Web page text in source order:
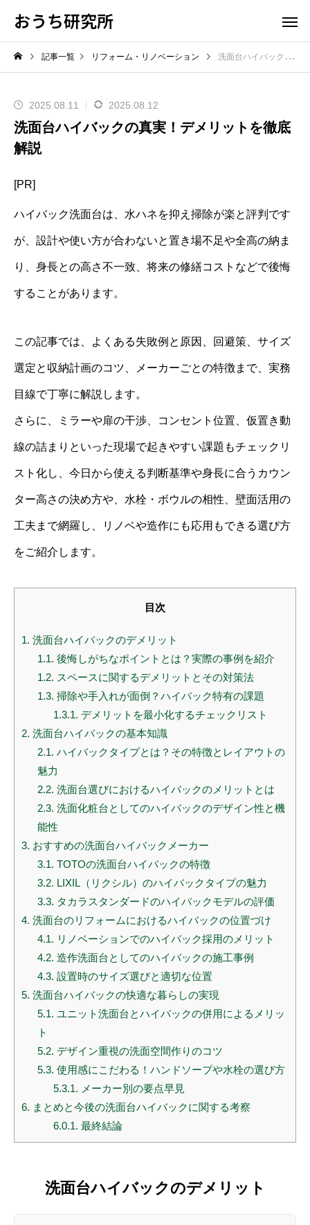
おうち研究所
記事一覧 リフォーム・リノベーション 洗面台ハイバックの真実！デメリットを徹底解説
2025.08.11 2025.08.12
洗面台ハイバックの真実！デメリットを徹底
解説
[PR]
ハイバック洗面台は、水ハネを抑え掃除が楽と評判です
が、設計や使い方が合わないと置き場不足や全高の納ま
り、身長との高さ不一致、将来の修繕コストなどで後悔
することがあります。
この記事では、よくある失敗例と原因、回避策、サイズ
選定と収納計画のコツ、メーカーごとの特徴まで、実務
目線で丁寧に解説します。
さらに、ミラーや扉の干渉、コンセント位置、仮置き動
線の詰まりといった現場で起きやすい課題もチェックリ
スト化し、今日から使える判断基準や身長に合うカウン
ター高さの決め方や、水栓・ボウルの相性、壁面活用の
工夫まで網羅し、リノベや造作にも応用もできる選び方
をご紹介します。
目次
1. 洗面台ハイバックのデメリット
1.1. 後悔しがちなポイントとは？実際の事例を紹介
1.2. スペースに関するデメリットとその対策法
1.3. 掃除や手入れが面倒？ハイバック特有の課題
1.3.1. デメリットを最小化するチェックリスト
2. 洗面台ハイバックの基本知識
2.1. ハイバックタイプとは？その特徴とレイアウトの
魅力
2.2. 洗面台選びにおけるハイバックのメリットとは
2.3. 洗面化粧台としてのハイバックのデザイン性と機
能性
3. おすすめの洗面台ハイバックメーカー
3.1. TOTOの洗面台ハイバックの特徴
3.2. LIXIL（リクシル）のハイバックタイプの魅力
3.3. タカラスタンダードのハイバックモデルの評価
4. 洗面台のリフォームにおけるハイバックの位置づけ
4.1. リノベーションでのハイバック採用のメリット
4.2. 造作洗面台としてのハイバックの施工事例
4.3. 設置時のサイズ選びと適切な位置
5. 洗面台ハイバックの快適な暮らしの実現
5.1. ユニット洗面台とハイバックの併用によるメリッ
ト
5.2. デザイン重視の洗面空間作りのコツ
5.3. 使用感にこだわる！ハンドソープや水栓の選び方
5.3.1. メーカー別の要点早見
6. まとめと今後の洗面台ハイバックに関する考察
6.0.1. 最終結論
洗面台ハイバックのデメリット